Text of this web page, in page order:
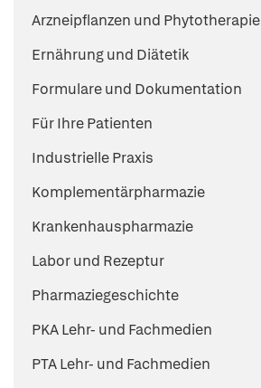
Arzneipflanzen und Phytotherapie
Ernährung und Diätetik
Formulare und Dokumentation
Für Ihre Patienten
Industrielle Praxis
Komplementärpharmazie
Krankenhauspharmazie
Labor und Rezeptur
Pharmaziegeschichte
PKA Lehr- und Fachmedien
PTA Lehr- und Fachmedien